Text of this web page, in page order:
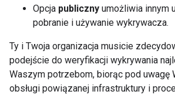
Opcja publiczny umożliwia innym
pobranie i używanie wykrywacza.
Ty i Twoja organizacja musicie
podejście do weryfikacji wykrywania
Waszym potrzebom, biorąc pod uwagę
obsługi powiązanej infrastruktury i